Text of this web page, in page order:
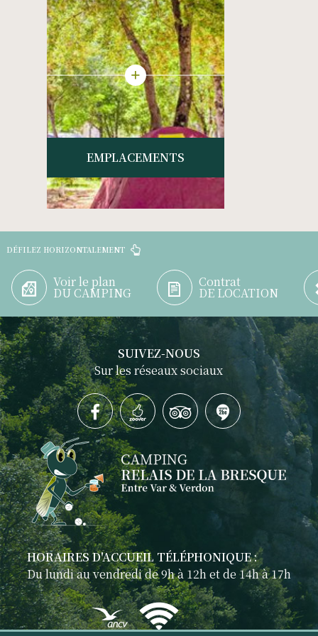
+
EMPLACEMENTS
DÉFILEZ HORIZONTALEMENT
Voir le plan
DU CAMPING
Contrat
DE LOCATION
SUIVEZ-NOUS
Sur les réseaux sociaux
HORAIRES D'ACCUEIL TÉLÉPHONIQUE :
Du lundi au vendredi de 9h à 12h et de 14h à 17h